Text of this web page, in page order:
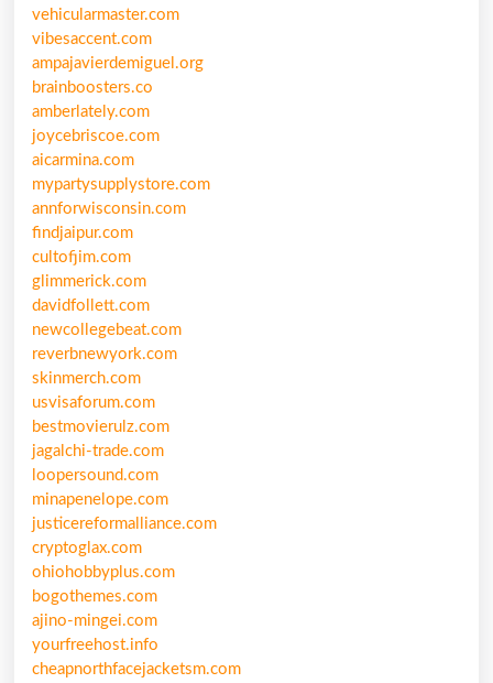
vehicularmaster.com
vibesaccent.com
ampajavierdemiguel.org
brainboosters.co
amberlately.com
joycebriscoe.com
aicarmina.com
mypartysupplystore.com
annforwisconsin.com
findjaipur.com
cultofjim.com
glimmerick.com
davidfollett.com
newcollegebeat.com
reverbnewyork.com
skinmerch.com
usvisaforum.com
bestmovierulz.com
jagalchi-trade.com
loopersound.com
minapenelope.com
justicereformalliance.com
cryptoglax.com
ohiohobbyplus.com
bogothemes.com
ajino-mingei.com
yourfreehost.info
cheapnorthfacejacketsm.com